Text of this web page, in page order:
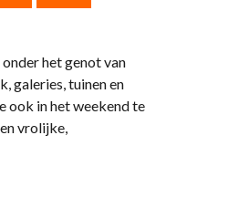
het genot van
galeries, tuinen en
ook in het weekend te
vrolijke,